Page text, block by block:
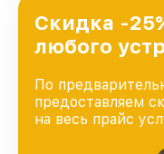
Скидка -
любого
По
предоставляем
на весь прайс